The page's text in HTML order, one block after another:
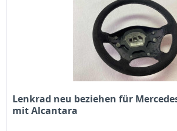
Lenkrad neu beziehen für
mit Alcantara